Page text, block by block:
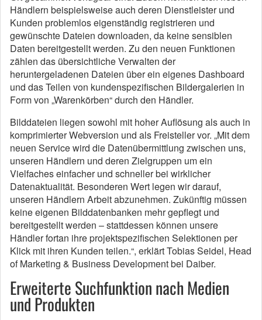
Händlern beispielsweise auch deren Dienstleister und
Kunden problemlos eigenständig registrieren und
gewünschte Dateien downloaden, da keine sensiblen
Daten bereitgestellt werden. Zu den neuen Funktionen
zählen das übersichtliche Verwalten der
heruntergeladenen Dateien über ein eigenes Dashboard
und das Teilen von kundenspezifischen Bildergalerien in
Form von „Warenkörben“ durch den Händler.
Bilddateien liegen sowohl mit hoher Auflösung als auch in
komprimierter Webversion und als Freisteller vor. „Mit dem
neuen Service wird die Datenübermittlung zwischen uns,
unseren Händlern und deren Zielgruppen um ein
Vielfaches einfacher und schneller bei wirklicher
Datenaktualität. Besonderen Wert legen wir darauf,
unseren Händlern Arbeit abzunehmen. Zukünftig müssen
keine eigenen Bilddatenbanken mehr gepflegt und
bereitgestellt werden – stattdessen können unsere
Händler fortan ihre projektspezifischen Selektionen per
Klick mit ihren Kunden teilen.“, erklärt Tobias Seidel, Head
of Marketing & Business Development bei Daiber.
Erweiterte Suchfunktion nach Medien
und Produkten